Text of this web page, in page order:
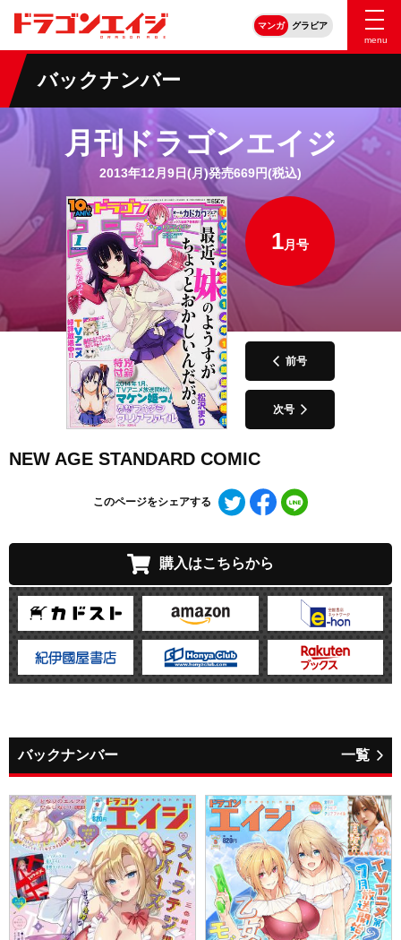
マンガ
グラビア
menu
バックナンバー
月刊ドラゴンエイジ
2013年12月9日(月)発売669円(税込)
1月号
前号
次号
NEW AGE STANDARD COMIC
このページをシェアする
Twitter
で
ア
す
Facebook
で
す
LINE
す
る
購入はこちらから
バックナンバー 一覧